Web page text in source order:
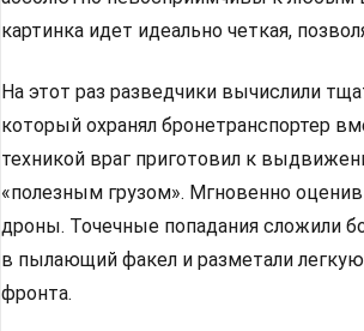
картинка идет идеально четкая,
На этот раз разведчики вычислили
который охранял бронетранспортер
техникой враг приготовил к
«полезным грузом». Мгновенно
дроны. Точечные попадания сложили
в пылающий факел и разметали легкую
фронта.